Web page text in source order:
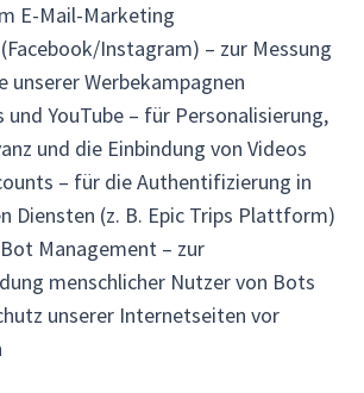
E-Mail-Marketing
Instagram) – zur Messung
unserer Werbekampagnen
und YouTube – für Personalisierung,
und die Einbindung von Videos
– für die Authentifizierung in
Diensten (z. B. Epic Trips Plattform)
Management – zur
menschlicher Nutzer von Bots
unserer Internetseiten vor